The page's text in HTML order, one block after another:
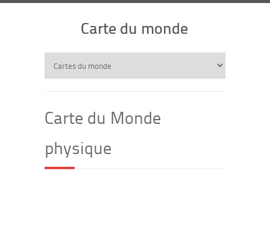
Carte du monde
Carte du Monde
physique